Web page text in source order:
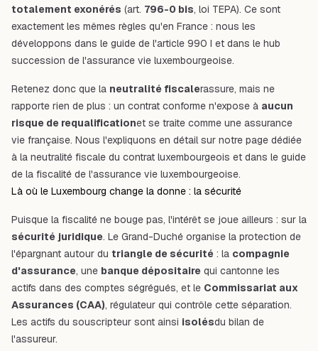
totalement exonérés (art. 796-0 bis, loi TEPA). Ce sont
exactement les mêmes règles qu'en France : nous les
développons dans le guide de l'article 990 I et dans le hub
succession de l'assurance vie luxembourgeoise.
Retenez donc que la neutralité fiscalerassure, mais ne
rapporte rien de plus : un contrat conforme n'expose à aucun
risque de requalificationet se traite comme une assurance
vie française. Nous l'expliquons en détail sur notre page dédiée
à la neutralité fiscale du contrat luxembourgeois et dans le guide
de la fiscalité de l'assurance vie luxembourgeoise.
Là où le Luxembourg change la donne : la sécurité
Puisque la fiscalité ne bouge pas, l'intérêt se joue ailleurs : sur la
sécurité juridique. Le Grand-Duché organise la protection de
l'épargnant autour du triangle de sécurité : la compagnie
d'assurance, une banque dépositaire qui cantonne les
actifs dans des comptes ségrégués, et le Commissariat aux
Assurances (CAA), régulateur qui contrôle cette séparation.
Les actifs du souscripteur sont ainsi isolésdu bilan de
l'assureur.